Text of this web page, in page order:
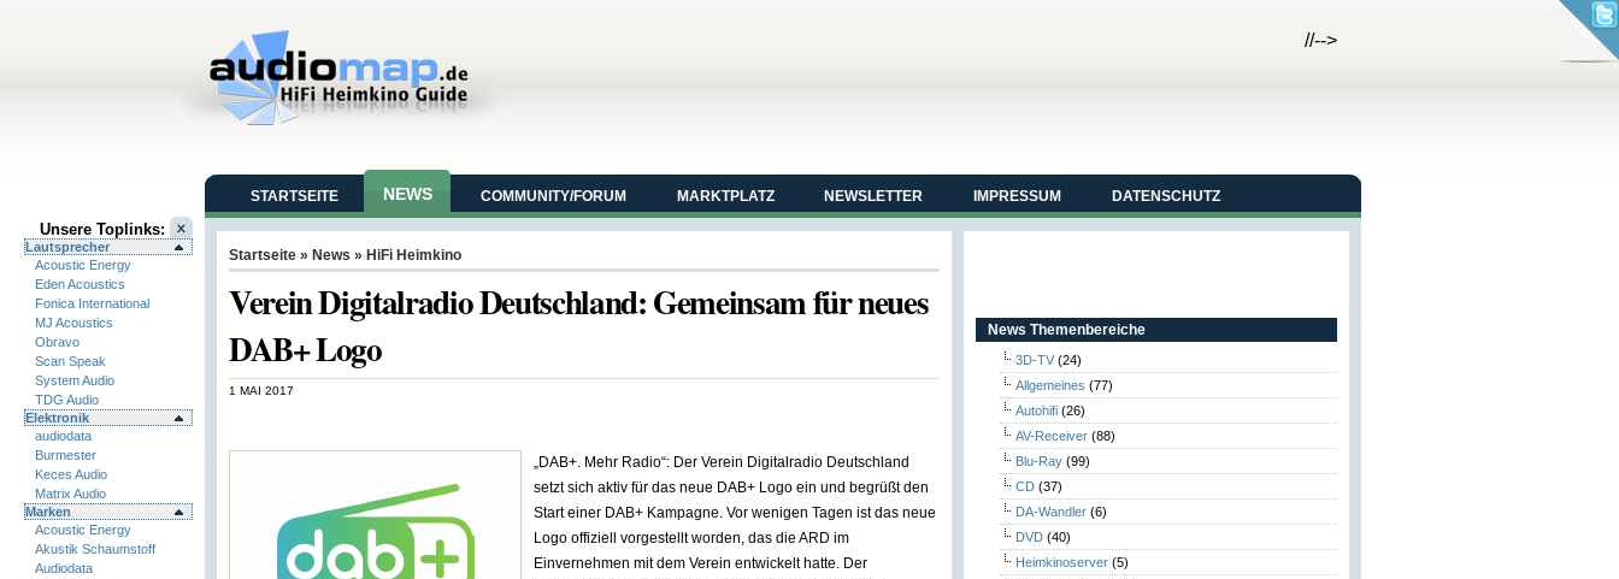
//-->
Unsere Toplinks:
Lautsprecher
Acoustic Energy
Eden Acoustics
Fonica International
MJ Acoustics
Obravo
Scan Speak
System Audio
TDG Audio
Elektronik
audiodata
Burmester
Keces Audio
Matrix Audio
Marken
Acoustic Energy
Akustik Schaumstoff
Audiodata
STARTSEITE NEWS COMMUNITY/FORUM MARKTPLATZ NEWSLETTER IMPRESSUM DATENSCHUTZ
Startseite » News » HiFi Heimkino
Verein Digitalradio Deutschland: Gemeinsam für neues
DAB+ Logo
1 MAI 2017
„DAB+. Mehr Radio“: Der Verein Digitalradio Deutschland
setzt sich aktiv für das neue DAB+ Logo ein und begrüßt den
Start einer DAB+ Kampagne. Vor wenigen Tagen ist das neue
Logo offiziell vorgestellt worden, das die ARD im
Einvernehmen mit dem Verein entwickelt hatte. Der
News Themenbereiche
3D-TV (24)
Allgemeines (77)
Autohifi (26)
AV-Receiver (88)
Blu-Ray (99)
CD (37)
DA-Wandler (6)
DVD (40)
Heimkinoserver (5)